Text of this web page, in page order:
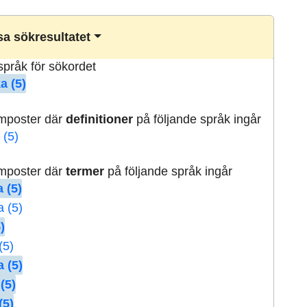
sökresultatet
för sökordet
(5)
därdefinitioner på följande språk ingår
(5)
därtermer på följande språk ingår
(5)
(5)
(5)